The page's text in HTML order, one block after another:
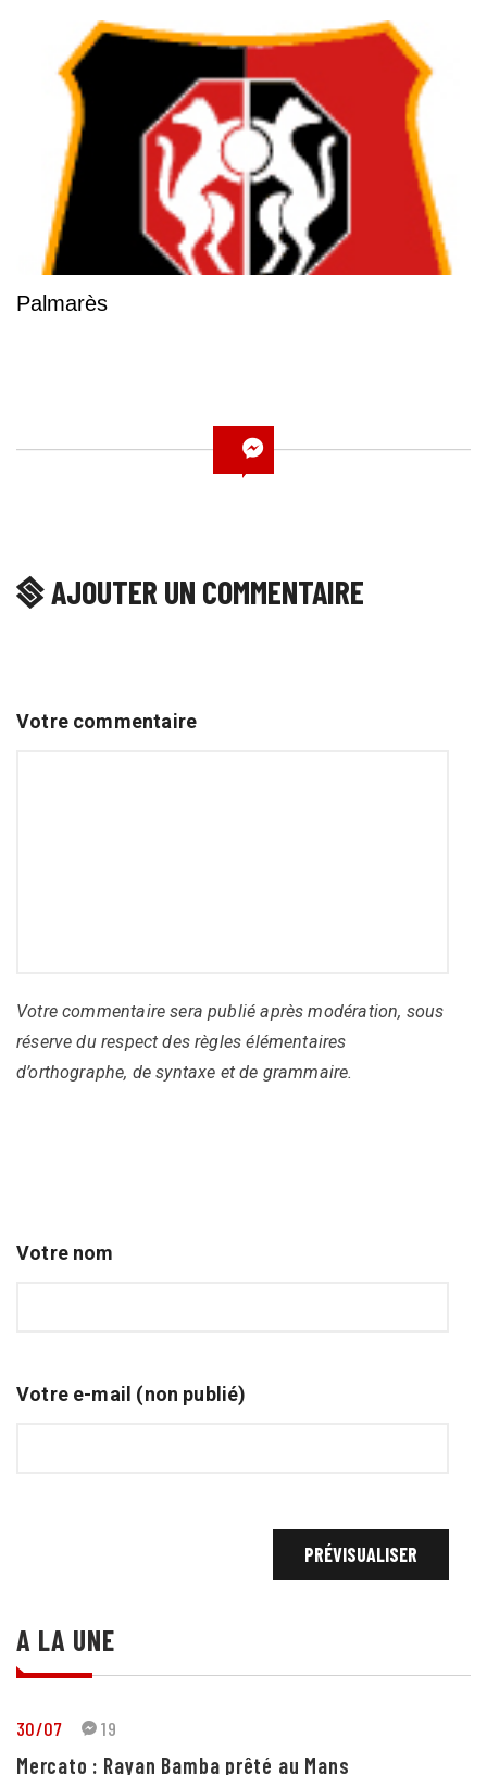
Palmarès
AJOUTER UN COMMENTAIRE
Votre commentaire
Votre commentaire sera publié après modération, sous
réserve du respect des règles élémentaires
d’orthographe, de syntaxe et de grammaire.
Votre nom
Votre e-mail (non publié)
A LA UNE
30/07 19
Mercato : Rayan Bamba prêté au Mans